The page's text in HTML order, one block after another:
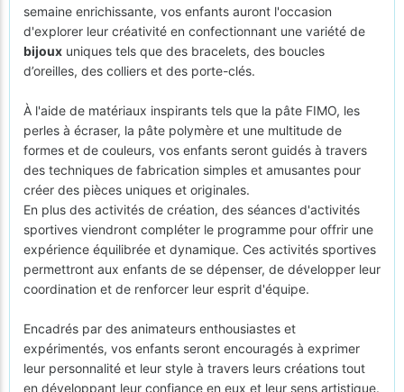
semaine enrichissante, vos enfants auront l'occasion
d'explorer leur créativité en confectionnant une variété de
bijoux uniques tels que des bracelets, des boucles
d’oreilles, des colliers et des porte-clés.
À l'aide de matériaux inspirants tels que la pâte FIMO, les
perles à écraser, la pâte polymère et une multitude de
formes et de couleurs, vos enfants seront guidés à travers
des techniques de fabrication simples et amusantes pour
créer des pièces uniques et originales.
En plus des activités de création, des séances d'activités
sportives viendront compléter le programme pour offrir une
expérience équilibrée et dynamique. Ces activités sportives
permettront aux enfants de se dépenser, de développer leur
coordination et de renforcer leur esprit d'équipe.
Encadrés par des animateurs enthousiastes et
expérimentés, vos enfants seront encouragés à exprimer
leur personnalité et leur style à travers leurs créations tout
en développant leur confiance en eux et leur sens artistique.